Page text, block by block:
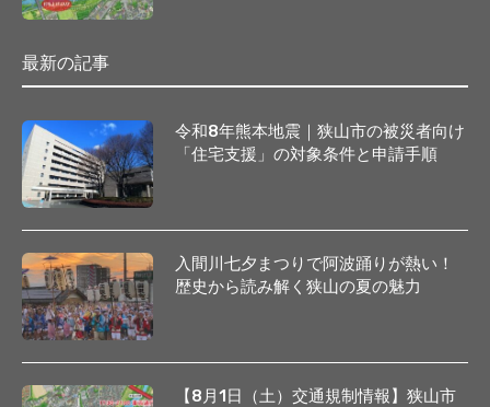
最新の記事
令和8年熊本地震｜狭山市の被災者向け
「住宅支援」の対象条件と申請手順
入間川七夕まつりで阿波踊りが熱い！
歴史から読み解く狭山の夏の魅力
【8月1日（土）交通規制情報】狭山市